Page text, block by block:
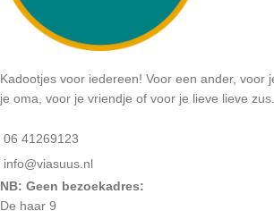
Kadootjes voor iedereen! Voor een ander, voor
je oma, voor je vriendje of voor je lieve lieve zus.
06 41269123
info@viasuus.nl
NB: Geen bezoekadres:
De haar 9